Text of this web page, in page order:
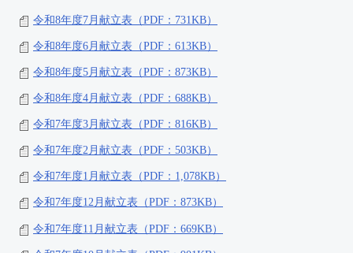
令和8年度7月献立表（PDF：731KB）
令和8年度6月献立表（PDF：613KB）
令和8年度5月献立表（PDF：873KB）
令和8年度4月献立表（PDF：688KB）
令和7年度3月献立表（PDF：816KB）
令和7年度2月献立表（PDF：503KB）
令和7年度1月献立表（PDF：1,078KB）
令和7年度12月献立表（PDF：873KB）
令和7年度11月献立表（PDF：669KB）